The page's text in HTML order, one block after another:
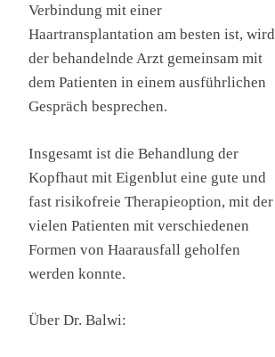
Verbindung mit einer
Haartransplantation am besten ist, wird
der behandelnde Arzt gemeinsam mit
dem Patienten in einem ausführlichen
Gespräch besprechen.
Insgesamt ist die Behandlung der
Kopfhaut mit Eigenblut eine gute und
fast risikofreie Therapieoption, mit der
vielen Patienten mit verschiedenen
Formen von Haarausfall geholfen
werden konnte.
Über Dr. Balwi: